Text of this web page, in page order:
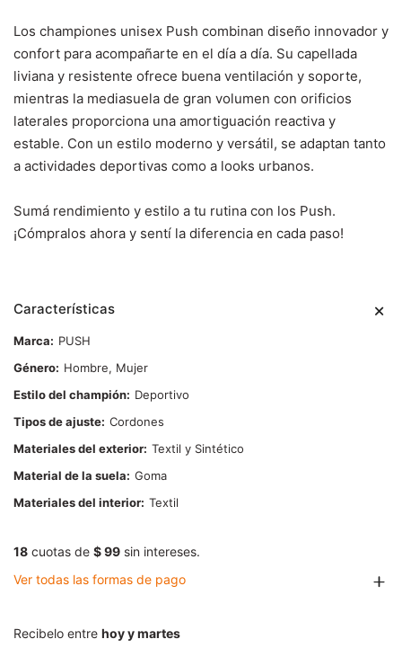
Los championes unisex Push combinan diseño innovador y
confort para acompañarte en el día a día. Su capellada
liviana y resistente ofrece buena ventilación y soporte,
mientras la mediasuela de gran volumen con orificios
laterales proporciona una amortiguación reactiva y
estable. Con un estilo moderno y versátil, se adaptan tanto
a actividades deportivas como a looks urbanos.
Sumá rendimiento y estilo a tu rutina con los Push.
¡Cómpralos ahora y sentí la diferencia en cada paso!
Características
Marca
PUSH
Género
Hombre, Mujer
Estilo del champión
Deportivo
Tipos de ajuste Cordones
Materiales del exterior Textil y Sintético
Material de la suela
Goma
Materiales del interior Textil
18 cuotas de $ 99 sin intereses.
Ver todas las formas de pago
Recibelo entre hoy y martes